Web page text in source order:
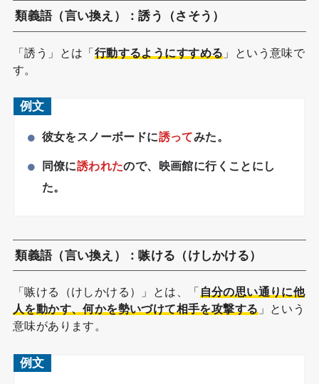
類義語（言い換え）：誘う（さそう）
「誘う」とは「行動するようにすすめる 」という意味で
す。
例文
彼女をスノーボードに誘ってみた。
同僚に誘われたので、映画館に行くことにし
た。
類義語（言い換え）：嗾ける（けしかける）
「嗾ける（けしかける）」とは、「 自分の思い通りに他
人を動かす、何かを勢いづけて相手を攻撃する 」という
意味があります。
例文